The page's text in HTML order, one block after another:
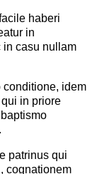
haberi
in
in casu nullam
conditione, idem
in priore
patrinus qui
cognationem